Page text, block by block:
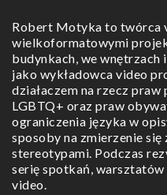
Robert Motyka to twórca
wielkoformatowymi
budynkach, we wnętrzach
jako wykładowca video
działaczem na rzecz praw
LGBTQ+ oraz praw
ograniczenia języka w
sposoby na zmierzenie
stereotypami. Podczas
serię spotkań,
video.